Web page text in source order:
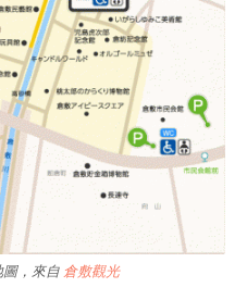
，來自 倉敷觀光